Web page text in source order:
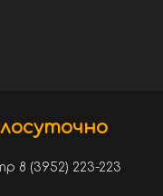
8 (3952) 223-223